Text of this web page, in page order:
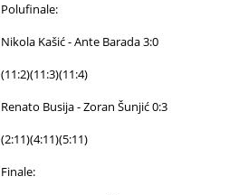
Polufinale:
Nikola Kašić - Ante Barada 3:0
(11:2)(11:3)(11:4)
Renato Busija - Zoran Šunjić 0:3
(2:11)(4:11)(5:11)
Finale: